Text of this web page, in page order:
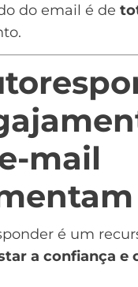
do email é de
é um
a confiança e